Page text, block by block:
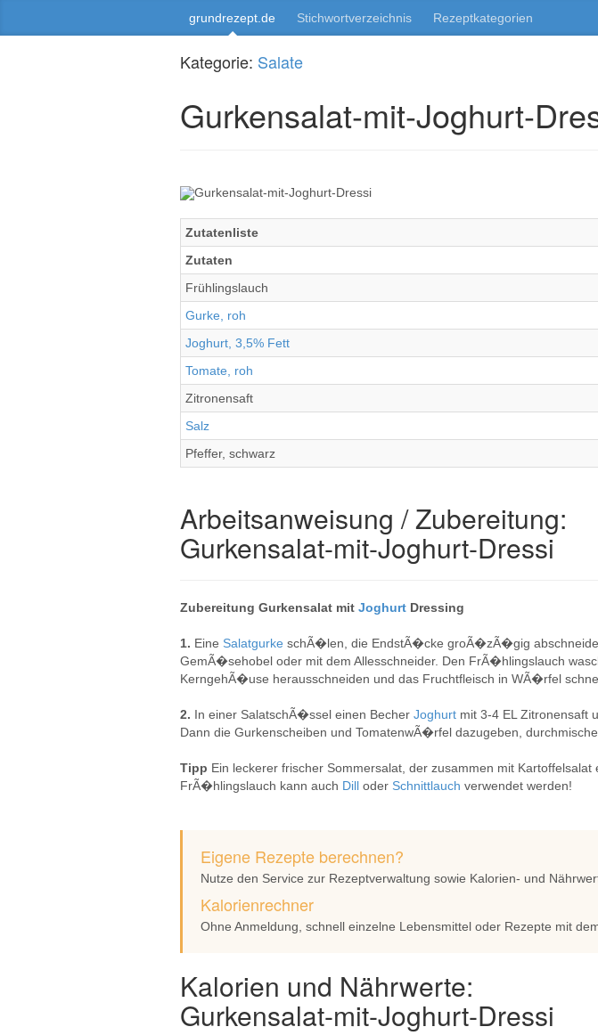
grundrezept.de Stichwortverzeichnis Rezeptkategorien
Kategorie: Salate
Gurkensalat-mit-Joghurt-
Zutatenliste
Zutaten
Frühlingslauch
Gurke, roh
Joghurt, 3,5% Fett
Tomate, roh
Zitronensaft
Salz
Pfeffer, schwarz
Arbeitsanweisung / Zubereitung:
Gurkensalat-mit-Joghurt-Dressi
Zubereitung Gurkensalat mit Joghurt Dressing
1. Eine Salatgurke schÃ�len, die EndstÃ�cke groÃ�zÃ�gig
GemÃ�sehobel oder mit dem Allesschneider. Den FrÃ�hlingslauch
KerngehÃ�use herausschneiden und das Fruchtfleisch in WÃ�rfel
2. In einer SalatschÃ�ssel einen Becher Joghurt mit 3-4 EL
Dann die Gurkenscheiben und TomatenwÃ�rfel dazugeben,
Tipp Ein leckerer frischer Sommersalat, der zusammen mit
FrÃ�hlingslauch kann auch Dill oder Schnittlauch verwendet werden!
Eigene Rezepte berechnen?
Nutze den Service zur Rezeptverwaltung sowie Kalorien- und
Kalorienrechner
Ohne Anmeldung, schnell einzelne Lebensmittel oder Rezepte mit
Kalorien und Nährwerte:
Gurkensalat-mit-Joghurt-Dressi